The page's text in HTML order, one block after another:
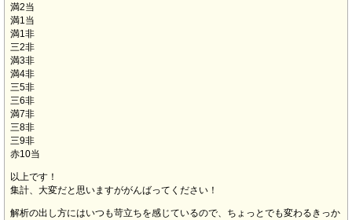
満2当
満1当
満1非
三2非
満3非
満4非
三5非
三6非
満7非
三8非
三9非
赤10当
以上です！
集計、大変だと思いますががんばってください！
解析の出し方にはいつも苛立ちを感じているので、ちょっとでも変わるきっか